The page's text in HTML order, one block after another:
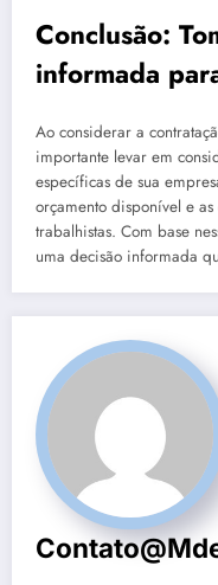
Conclusão:
informada
Ao considerar a
importante levar em
específicas de sua
orçamento disponível e
trabalhistas. Com base
uma decisão informada